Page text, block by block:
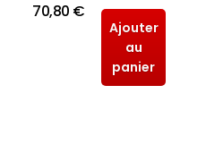
70,80 €
Ajouter
au
panier